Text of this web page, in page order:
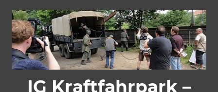
Inhalt
springen
IG Kraftfahrpark –